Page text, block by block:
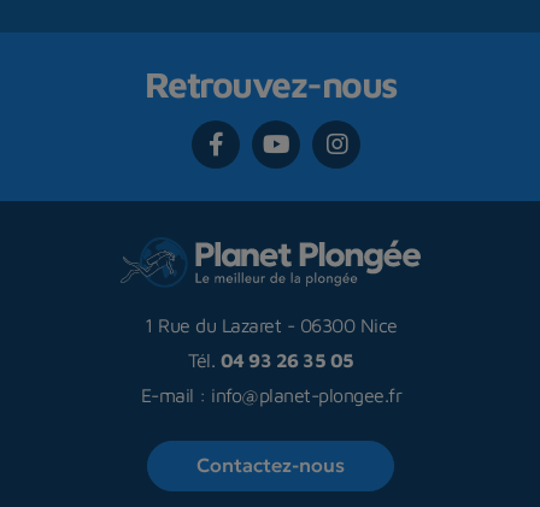
Retrouvez-nous
1 Rue du Lazaret - 06300 Nice
Tél. 04 93 26 35 05
E-mail : info@planet-plongee.fr
Contactez-nous